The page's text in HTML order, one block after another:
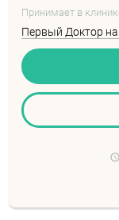
Принимает в
Первый Доктор на